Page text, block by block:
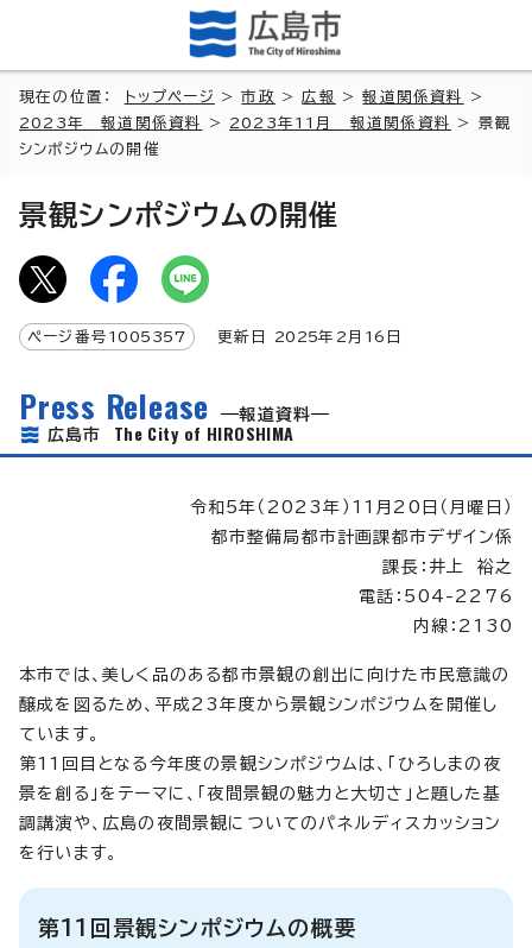
現在の位置： トップページ >市政 >広報 >報道関係資料
>
2023年 報道関係資料
> 2023年11月 報道関係資料
> 景観
シンポジウムの開催
景観シンポジウムの開催
ページ番号 1005357 更新日 2025年2月 16 日
Press Release
報道資料
広島市 The City of HIROSHIMA
令和5年（2023年）11月20日（月曜日）
都市整備局都市計画課都市デザイン係
課長：井上 裕之
電話：504-2276
内線：2130
本市では、美しく品のある都市景観の創出に向けた市民意識の
醸成を図るため、平成23年度から景観シンポジウムを開催し
ています。
第11回目となる今年度の景観シンポジウムは、「ひろしまの夜
景を創る」をテーマに、「夜間景観の魅力と大切さ」と題した基
調講演や、広島の夜間景観についてのパネルディスカッション
を行います。
第11回景観シンポジウムの概要